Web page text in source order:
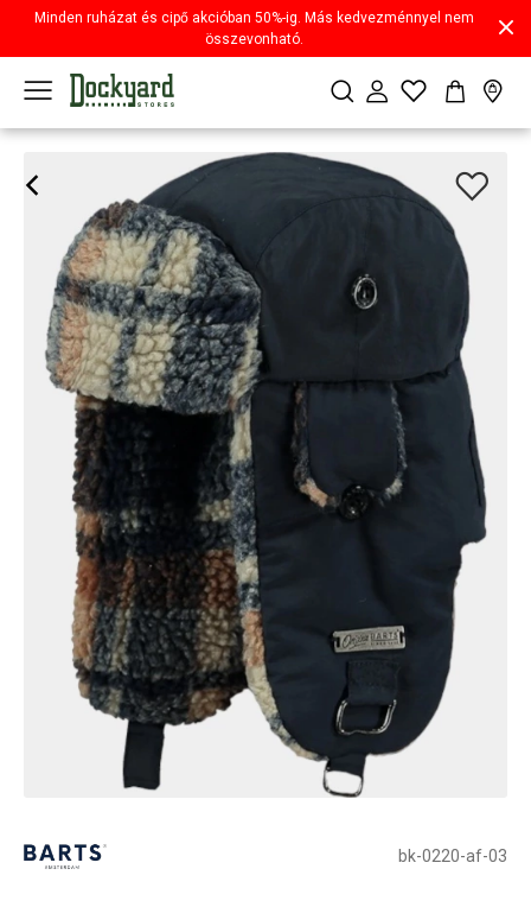
Minden ruházat és cipő akcióban 50%-ig. Más kedvezménnyel nem
összevonható.
bk-0220-af-03